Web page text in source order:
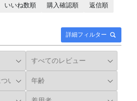
詳細フィルター
いいね数順 購入確認順
返信順